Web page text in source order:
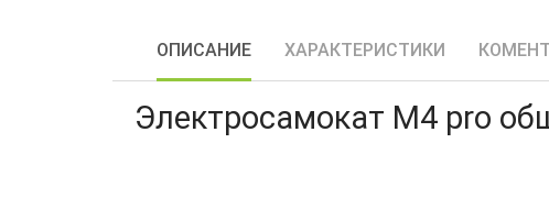
ОПИСАНИЕ ХАРАКТЕРИСТИКИ
Электросамокат M4 pro